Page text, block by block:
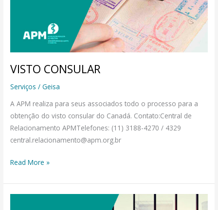
VISTO CONSULAR
Serviços /Geisa
A APM realiza para seus associados todo o processo para a
obtenção do visto consular do Canadá. Contato:Central de
Relacionamento APMTelefones: (11) 3188-4270 / 4329
central.relacionamento@apm.org.br
Read More »